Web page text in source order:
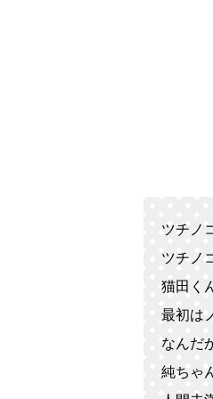
ツチノ
ツチノ
猫田く
最初は
なんだ
純ちゃ